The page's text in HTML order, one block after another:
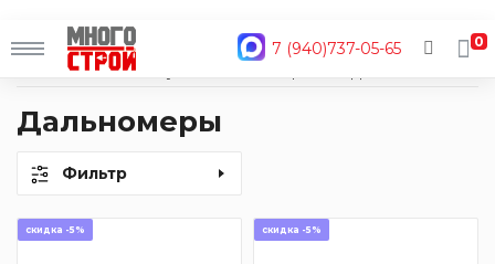
7 (940)737-05-65
0
Главная
Каталог
Дальномеры
Фильтр
скидка -5% скидка -5%